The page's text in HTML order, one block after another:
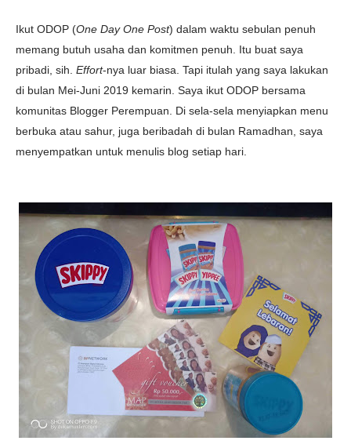
Ikut ODOP (One Day One Post) dalam waktu sebulan penuh
memang butuh usaha dan komitmen penuh. Itu buat saya
pribadi, sih. Effort-nya luar biasa. Tapi itulah yang saya lakukan
di bulan Mei-Juni 2019 kemarin. Saya ikut ODOP bersama
komunitas Blogger Perempuan. Di sela-sela menyiapkan menu
berbuka atau sahur, juga beribadah di bulan Ramadhan, saya
menyempatkan untuk menulis blog setiap hari.